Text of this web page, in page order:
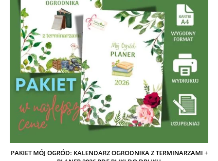
PAKIET MÓJ OGRÓD: KALENDARZ OGRODNIKA Z TERMINARZAMI +